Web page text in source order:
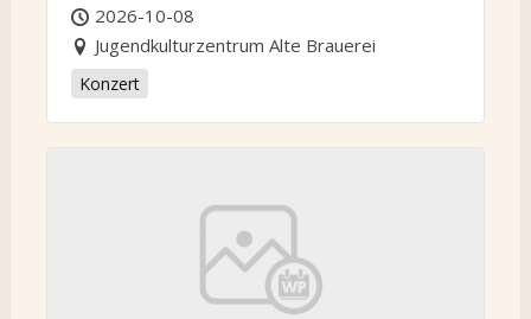
2026-10-08
Jugendkulturzentrum Alte Brauerei
Konzert